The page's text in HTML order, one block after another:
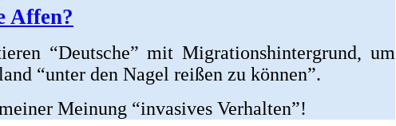
Affen?
“Deutsche” mit Migrationshintergrund, um
“unter den Nagel reißen zu können”.
Meinung “invasives Verhalten”!